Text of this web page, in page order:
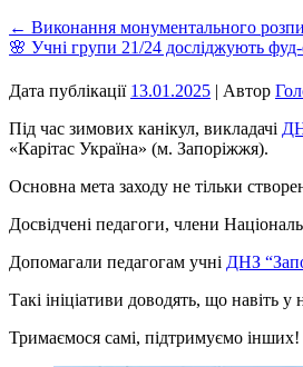
← Виконання монументального
🌸 Учні групи 21/24 досліджують
Дата публікації 13.01.2025 | Автор
Під час зимових канікул, викладачі
«Карітас Україна» (м. Запоріжжя).
Основна мета заходу не тільки
Досвідчені педагоги, члени
Допомагали педагогам учні ДНЗ
Такі ініціативи доводять, що навіть
Тримаємося самі, підтримуємо інших!